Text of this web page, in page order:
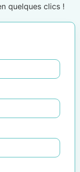
quelques clics !